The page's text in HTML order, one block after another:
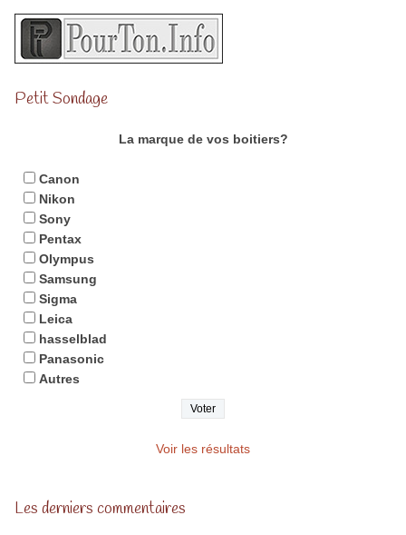
Petit Sondage
La marque de vos boitiers?
Canon
Nikon
Sony
Pentax
Olympus
Samsung
Sigma
Leica
hasselblad
Panasonic
Autres
Voir les résultats
Les derniers commentaires